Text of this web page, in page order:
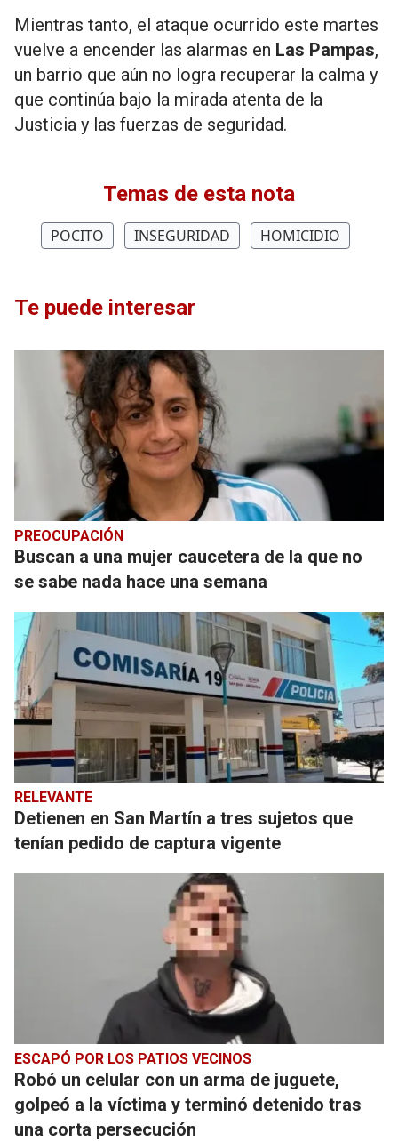
Mientras tanto, el ataque ocurrido este martes
vuelve a encender las alarmas en Las Pampas,
un barrio que aún no logra recuperar la calma y
que continúa bajo la mirada atenta de la
Justicia y las fuerzas de seguridad.
Temas de esta nota
POCITO INSEGURIDAD HOMICIDIO
Te puede interesar
PREOCUPACIÓN
Buscan a una mujer caucetera de la que no
se sabe nada hace una semana
RELEVANTE
Detienen en San Martín a tres sujetos que
tenían pedido de captura vigente
ESCAPÓ POR LOS PATIOS VECINOS
Robó un celular con un arma de juguete,
golpeó a la víctima y terminó detenido tras
una corta persecución